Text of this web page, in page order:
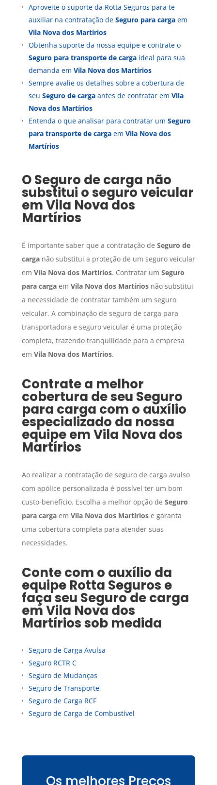
Aproveite o suporte da Rotta Seguros para te
auxiliar na contratação de Seguro para cargaem
Vila Nova dos Martírios
Obtenha suporte da nossa equipe e contrate o
Seguro para transporte de cargaideal para sua
demanda em Vila Nova dos Martírios
Sempre avalie os detalhes sobre a cobertura de
seu Seguro de cargaantes de contratar em Vila
Nova dos Martírios
Entenda o que analisar para contratar um Seguro
para transporte de cargaem Vila Nova dos
Martírios
OSeguro de carga não
substitui o seguro veicular
emVila Nova dos
Martírios
É importante saber que a contratação de Seguro de
carganão substitui a proteção de um seguro veicular
em Vila Nova dos Martírios. Contratar um Seguro
para cargaem Vila Nova dos Martíriosnão substitui
a necessidade de contratar também um seguro
veicular. A combinação de seguro de carga para
transportadora e seguro veicular é uma proteção
completa, trazendo tranquilidade para a empresa
em Vila Nova dos Martírios.
Contrate a melhor
cobertura de seu Seguro
para carga com o auxílio
especializado da nossa
equipe emVila Nova dos
Martírios
Ao realizar a contratação de seguro de carga avulso
com apólice personalizada é possível ter um bom
custo-benefício. Escolha a melhor opção de Seguro
para cargaem Vila Nova dos Martíriose garanta
uma cobertura completa para atender suas
necessidades.
Conte com o auxílio da
equipe Rotta Seguros e
faça seu Seguro de carga
emVila Nova dos
Martíriossob medida
Seguro de Carga Avulsa
Seguro RCTR C
Seguro de Mudanças
Seguro de Transporte
Seguro de Carga RCF
Seguro de Carga de Combustível
Os melhores Preços